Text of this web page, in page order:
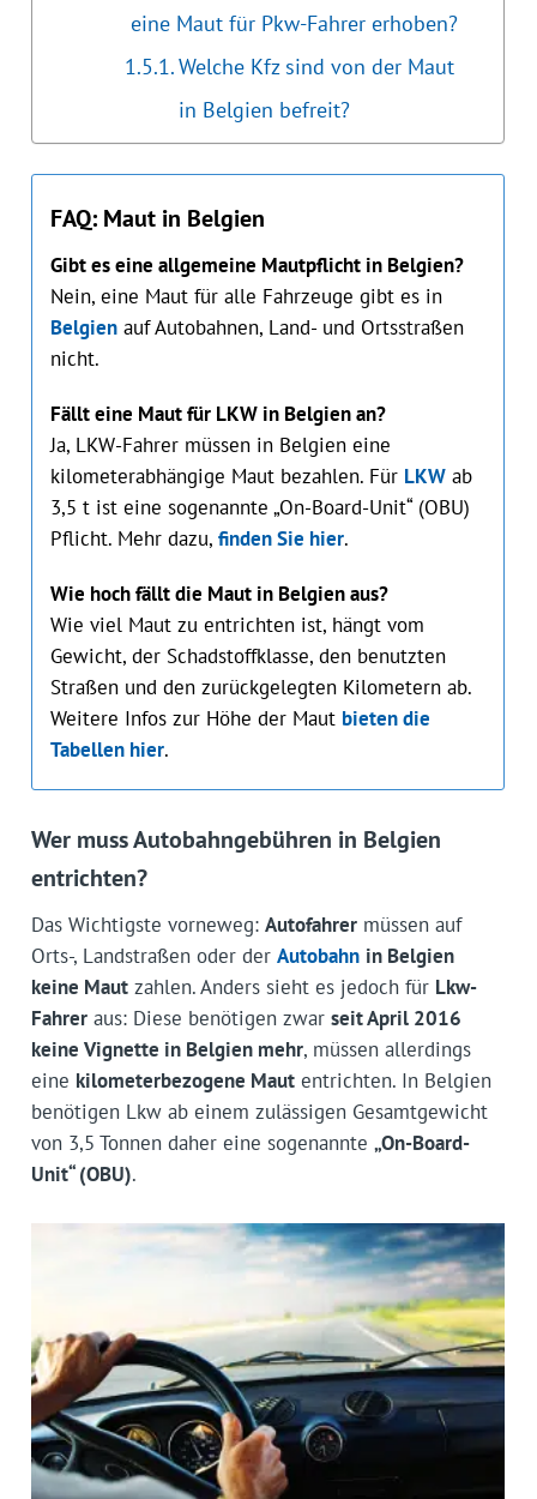
eine Maut für Pkw-Fahrer erhoben?
Welche Kfz sind von der Maut
in Belgien befreit?
FAQ: Maut in Belgien
Gibt es eine allgemeine Mautpflicht in Belgien?
Nein, eine Maut für alle Fahrzeuge gibt es in
Belgienauf Autobahnen, Land- und Ortsstraßen
nicht.
Fällt eine Maut für LKW in Belgien an?
Ja, LKW-Fahrer müssen in Belgien eine
kilometerabhängige Maut bezahlen. Für LKWab
3,5 t ist eine sogenannte „On-Board-Unit“ (OBU)
Pflicht. Mehr dazu, finden Sie hier.
Wie hoch fällt die Maut in Belgien aus?
Wie viel Maut zu entrichten ist, hängt vom
Gewicht, der Schadstoffklasse, den benutzten
Straßen und den zurückgelegten Kilometern ab.
Weitere Infos zur Höhe der Maut bieten die
Tabellen hier.
Wer muss Autobahngebühren in Belgien
entrichten?
Das Wichtigste vorneweg: Autofahrermüssen auf
Orts-, Landstraßen oder der Autobahn in Belgien
keine Mautzahlen. Anders sieht es jedoch für Lkw-
Fahreraus: Diese benötigen zwar seit April 2016
keine Vignette in Belgien mehr, müssen allerdings
eine kilometerbezogene Mautentrichten. In Belgien
benötigen Lkw ab einem zulässigen Gesamtgewicht
von 3,5 Tonnen daher eine sogenannte „On-Board-
Unit“ (OBU).